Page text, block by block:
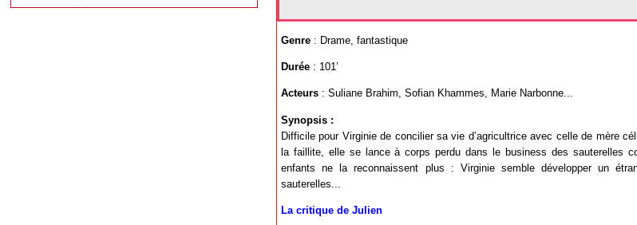
Genre : Drame, fantastique
Durée : 101’
Acteurs : Suliane Brahim, Sofian Khammes, Marie Narbonne...
Synopsis :
Difficile pour Virginie de concilier sa vie d’agricultrice avec celle de mère
la faillite, elle se lance à corps perdu dans le business des sauterelles
enfants ne la reconnaissent plus : Virginie semble développer un
sauterelles...
La critique de Julien